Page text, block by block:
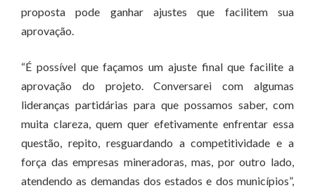
proposta pode ganhar ajustes que facilitem sua
aprovação.
“É possível que façamos um ajuste final que facilite a
aprovação do projeto. Conversarei com algumas
lideranças partidárias para que possamos saber, com
muita clareza, quem quer efetivamente enfrentar essa
questão, repito, resguardando a competitividade e a
força das empresas mineradoras, mas, por outro lado,
atendendo as demandas dos estados e dos municípios”,